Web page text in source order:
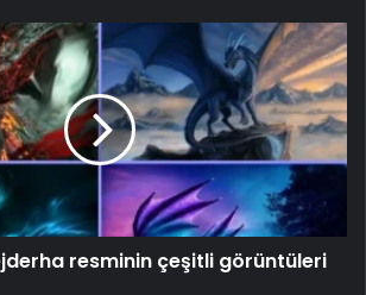
resminin çeşitli görüntüleri